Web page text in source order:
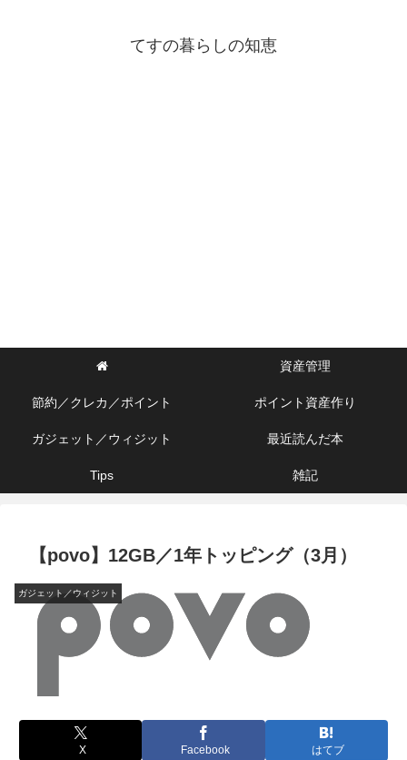
てすの暮らしの知恵
資産管理
節約／クレカ／ポイント ポイント資産作り
ガジェット／ウィジット 最近読んだ本
Tips 雑記
【povo】12GB／1年トッピング（3月）
ガジェット／ウィジット
X Facebook はてブ